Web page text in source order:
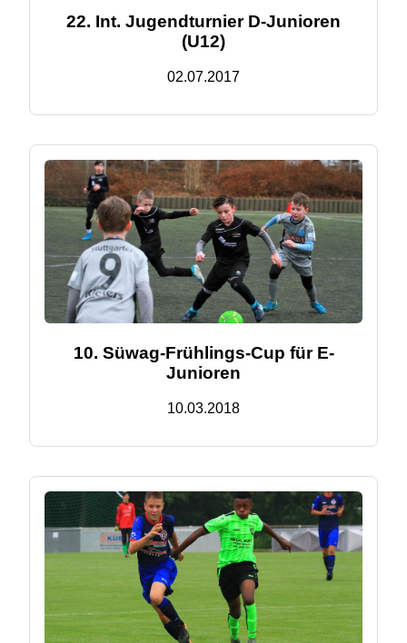
22. Int. Jugendturnier D-Junioren
(U12)
02.07.2017
10. Süwag-Frühlings-Cup für E-
Junioren
10.03.2018